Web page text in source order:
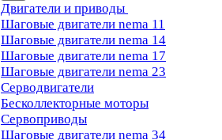
Двигатели и приводы
Шаговые двигатели nema 11
Шаговые двигатели nema 14
Шаговые двигатели nema 17
Шаговые двигатели nema 23
Cерводвигатели
Бесколлекторные моторы
Сервоприводы
Шаговые двигатели nema 34